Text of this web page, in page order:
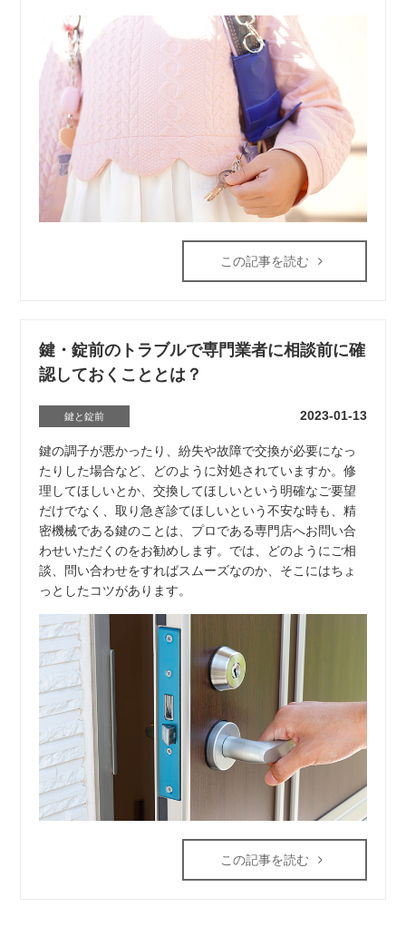
この記事を読む
鍵・錠前のトラブルで専門業者に相談前に確
認しておくこととは？
鍵と錠前 2023-01-13
鍵の調子が悪かったり、紛失や故障で交換が必要になっ
たりした場合など、どのように対処されていますか。修
理してほしいとか、交換してほしいという明確なご要望
だけでなく、取り急ぎ診てほしいという不安な時も、精
密機械である鍵のことは、プロである専門店へお問い合
わせいただくのをお勧めします。では、どのようにご相
談、問い合わせをすればスムーズなのか、そこにはちょ
っとしたコツがあります。
この記事を読む